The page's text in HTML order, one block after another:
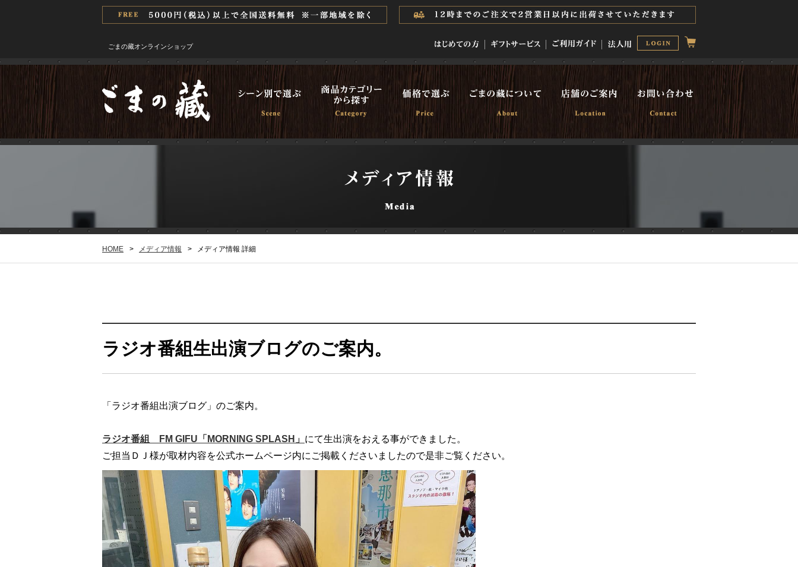
ごまの藏オンラインショップ
HOME > メディア情報 > メディア情報 詳細
ラジオ番組生出演ブログのご案内。
「ラジオ番組出演ブログ」のご案内。
ラジオ番組 FM GIFU「MORNING SPLASH」 にて生出演をおえる事ができました。
ご担当ＤＪ様が取材内容を公式ホームページ内にご掲載くださいましたので是非ご覧ください。